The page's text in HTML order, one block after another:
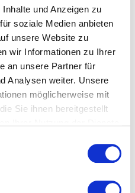
und Anzeigen zu
soziale Medien anbieten
unsere Website zu
wir Informationen zu Ihrer
an unsere Partner für
Analysen weiter. Unsere
möglicherweise mit
Sie ihnen bereitgestellt
Jansen
Ex-Profifußballer,
und Präsident
HSV diskutiert Themen